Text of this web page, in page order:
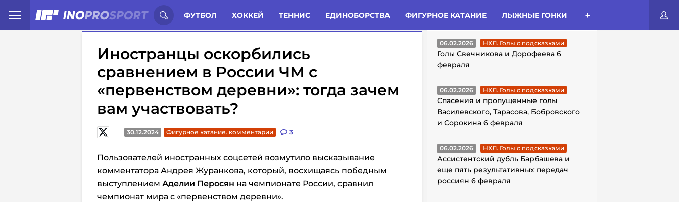
ФУТБОЛ ХОККЕЙ ТЕННИС ЕДИНОБОРСТВА ФИГУРНОЕ КАТАНИЕ ЛЫЖНЫЕ ГОНКИ
Иностранцы о спорте России: Статьи Комменты Новости
Иностранцы оскорбились
сравнением в России ЧМ с
«первенством деревни»: тогда зачем
вам участвовать?
30.12.2024 Фигурное катание. комментарии 3
Пользователей иностранных соцсетей возмутило высказывание
комментатора Андрея Журанкова, который, восхищаясь победным
выступлением Аделии Перосян на чемпионате России, сравнил
чемпионат мира с «первенством деревни».
ГОЛЫ С ПОДСКАЗКАМИ
06.02.2026 НХЛ. Голы с подсказками
Голы Свечникова и Дорофеева 6
февраля
06.02.2026 НХЛ. Голы с подсказками
Спасения и пропущенные голы
Василевского, Тарасова, Бобровского
и Сорокина 6 февраля
06.02.2026 НХЛ. Голы с подсказками
Ассистентский дубль Барбашева и
еще пять результативных передач
россиян 6 февраля